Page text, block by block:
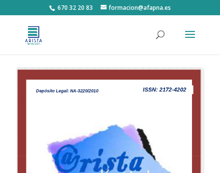
670 32 20 83 formacion@afapna.es